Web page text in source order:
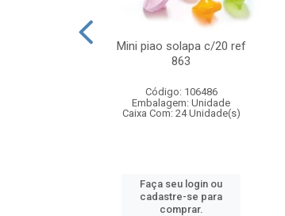
Mini piao solapa c/20 ref
863
Código: 106486
Embalagem: Unidade
Caixa Com: 24 Unidade(s)
Faça seu login ou
cadastre-se para
comprar.